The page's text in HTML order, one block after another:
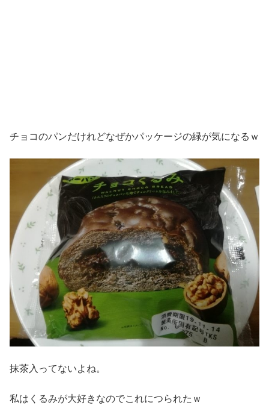
チョコのパンだけれどなぜかパッケージの緑が気になるｗ
抹茶入ってないよね。
私はくるみが大好きなのでこれにつられたｗ